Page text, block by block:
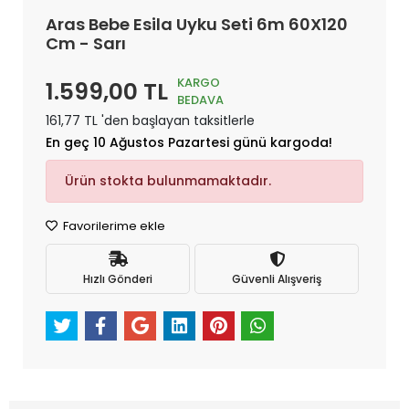
Aras Bebe Esila Uyku Seti 6m 60X120
Cm - Sarı
1.599,00 TL KARGO
BEDAVA
161,77 TL 'den başlayan taksitlerle
En geç 10 Ağustos Pazartesi günü kargoda!
Ürün stokta bulunmamaktadır.
Favorilerime ekle
Hızlı Gönderi Güvenli Alışveriş